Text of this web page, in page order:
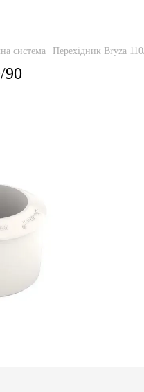
система Перехідник Bryza
90